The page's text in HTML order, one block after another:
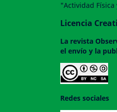
"Actividad
Licencia
La revista
el envío y la
Redes sociales